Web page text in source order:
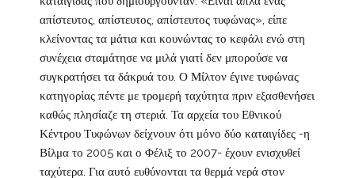
απίστευτος, απίστευτος, απίστευτος τυφώνας», είπε
κλείνοντας τα μάτια και κουνώντας το κεφάλι ενώ στη
συνέχεια σταμάτησε να μιλά γιατί δεν μπορούσε να
συγκρατήσει τα δάκρυά του. Ο Μίλτον έγινε τυφώνας
κατηγορίας πέντε με τρομερή ταχύτητα πριν εξασθενήσει
καθώς πλησίαζε τη στεριά. Τα αρχεία του Εθνικού
Κέντρου Τυφώνων δείχνουν ότι μόνο δύο καταιγίδες -η
Βίλμα το 2005 και ο Φέλιξ το 2007- έχουν ενισχυθεί
ταχύτερα. Για αυτό ευθύνονται τα θερμά νερά στον